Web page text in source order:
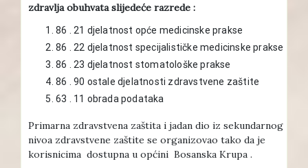
zdravlja obuhvata slijedeće razrede :
86 . 21 djelatnost opće medicinske prakse
86 . 22 djelatnost specijalističke medicinske prakse
86 . 23 djelatnost stomatološke prakse
86 . 90 ostale djelatnosti zdravstvene zaštite
63 . 11 obrada podataka
Primarna zdravstvena zaštita i jadan dio iz sekundarnog
nivoa zdravstvene zaštite se organizovao tako da je
korisnicima dostupna u općini Bosanska Krupa .